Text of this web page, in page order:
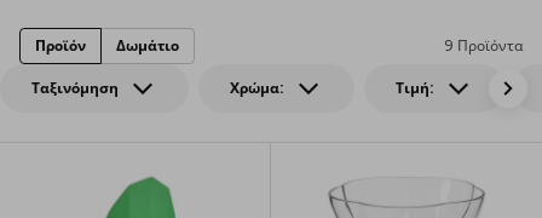
Ταξινόμηση Χρώμα: Τιμή:
9 Προϊόντα
Προϊόν Δωμάτιο